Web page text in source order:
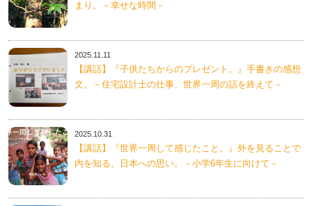
まり。－幸せな時間－
2025.11.11
【講話】『子供たちからのプレゼント。』手書きの感想
文。－住宅設計士の仕事、世界一周の話を終えて－
2025.10.31
【講話】『世界一周して感じたこと。』外を見ることで
内を知る。日本への思い。－小学6年生に向けて－